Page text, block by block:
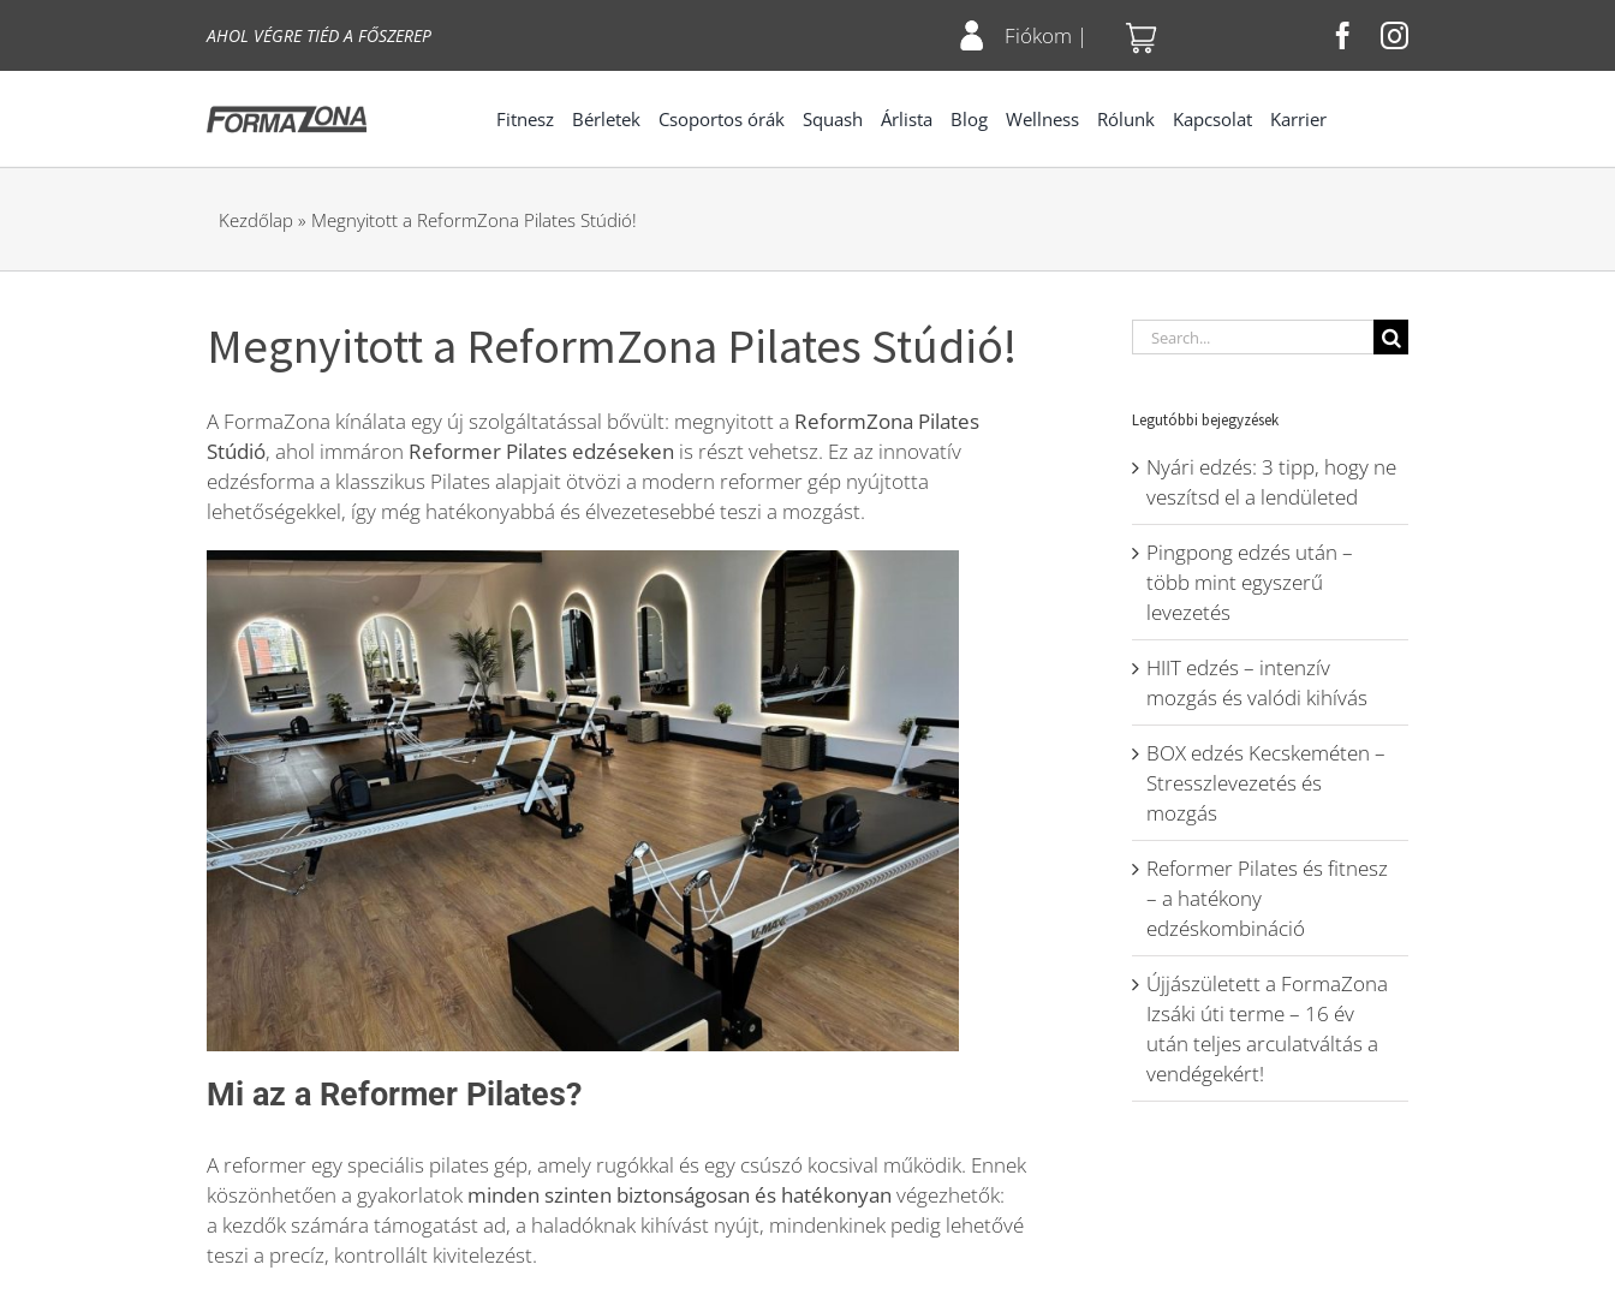
content
AHOL VÉGRE TIÉD A FŐSZEREP Fiókom |
Fitnesz Bérletek Csoportos órák Squash Árlista Blog Wellness Rólunk Kapcsolat Karrier
Kezdőlap » Megnyitott a ReformZona Pilates Stúdió!
Megnyitott a ReformZona Pilates Stúdió!
A FormaZona kínálata egy új szolgáltatással bővült: megnyitott a ReformZona Pilates
Stúdió, ahol immáron Reformer Pilates edzéseken is részt vehetsz. Ez az innovatív
edzésforma a klasszikus Pilates alapjait ötvözi a modern reformer gép nyújtotta
lehetőségekkel, így még hatékonyabbá és élvezetesebbé teszi a mozgást.
Mi az a Reformer Pilates?
A reformer egy speciális pilates gép, amely rugókkal és egy csúszó kocsival működik. Ennek
köszönhetően a gyakorlatok minden szinten biztonságosan és hatékonyan végezhetők:
a kezdők számára támogatást ad, a haladóknak kihívást nyújt, mindenkinek pedig lehetővé
teszi a precíz, kontrollált kivitelezést.
Search
for:
Legutóbbi bejegyzések
Nyári edzés: 3 tipp, hogy ne
veszítsd el a lendületed
Pingpong edzés után –
több mint egyszerű
levezetés
HIIT edzés – intenzív
mozgás és valódi kihívás
BOX edzés Kecskeméten –
Stresszlevezetés és
mozgás
Reformer Pilates és fitnesz
– a hatékony
edzéskombináció
Újjászületett a FormaZona
Izsáki úti terme – 16 év
után teljes arculatváltás a
vendégekért!